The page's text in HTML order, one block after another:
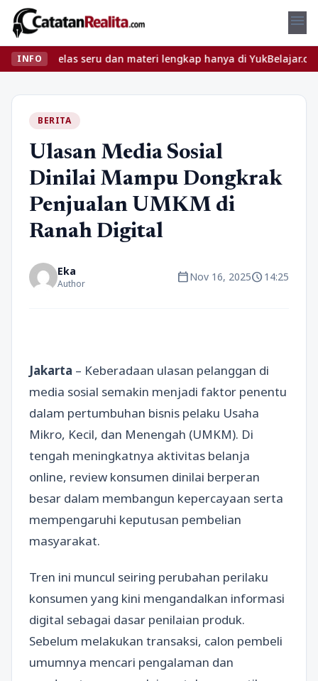
menu
INFO
kelas seru dan materi lengkap hanya di YukBelajar.com.
BERITA
Ulasan Media Sosial
Dinilai Mampu Dongkrak
Penjualan UMKM di
Ranah Digital
Eka
Author calendar_todayNov 16, 2025schedule14:25
Jakarta – Keberadaan ulasan pelanggan di
media sosial semakin menjadi faktor penentu
dalam pertumbuhan bisnis pelaku Usaha
Mikro, Kecil, dan Menengah (UMKM). Di
tengah meningkatnya aktivitas belanja
online, review konsumen dinilai berperan
besar dalam membangun kepercayaan serta
mempengaruhi keputusan pembelian
masyarakat.
Tren ini muncul seiring perubahan perilaku
konsumen yang kini mengandalkan informasi
digital sebagai dasar penilaian produk.
Sebelum melakukan transaksi, calon pembeli
umumnya mencari pengalaman dan